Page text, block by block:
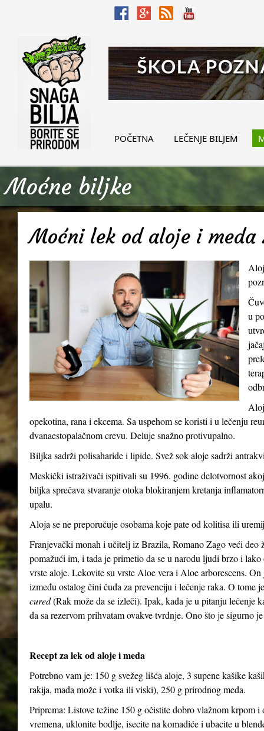
POČETNA LEČENJE BILJEM
Moćne biljke
Moćni lek od aloje i meda
u
opekotina, rana i ekcema. Sa uspehom se koristi i u lečenju
dvanaestopalačnom crevu. Deluje snažno protivupalno.
Biljka sadrži polisaharide i lipide. Svež sok aloje sadrži
Meskički istraživači ispitivali su 1996. godine delotvornost
biljka sprečava stvaranje otoka blokiranjem kretanja
upalu.
Aloja se ne preporučuje osobama koje pate od kolitisa ili
Franjevački monah i učitelj iz Brazila, Romano Zago veći deo
pomažući im, i tada je primetio da se u narodu ljudi brzo i
vrste aloje. Lekovite su vrste Aloe vera i Aloe arborescens.
između ostalog čini čuda za prevenciju i lečenje raka. O
cured(Rak može da se izleči). Ipak, kada je u pitanju lečenje
da sa rezervom prihvatam ovakve tvrdnje. Ono što je sigurno
Recept za lek od aloje i meda
Potrebno vam je: 150 g svežeg lišća aloje, 3 supene kašike
rakija, mada može i votka ili viski), 250 g prirodnog meda.
Priprema: Listove težine 150 g očistite dobro vlažnom krpom
vremena, uklonite bodlje, isecite na komadiće i ubacite u